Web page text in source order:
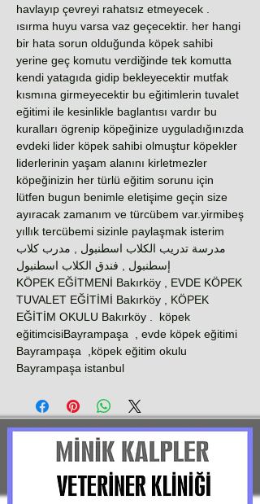
havlayıp çevreyi rahatsız etmeyecek .
ısırma huyu varsa vaz geçecektir. her hangi
bir hata sorun olduğunda köpek sahibi
yerine geç komutu verdiğinde tek komutta
kendi yatagıda gidip bekleyecektir mutfak
kısmına girmeyecektir bu eğitimlerin tuvalet
eğitimi ile kesinlikle baglantısı vardır bu
kuralları ögrenip köpeğinize uyguladığınızda
evdeki lider köpek sahibi olmuştur köpekler
liderlerinin yaşam alanını kirletmezler
köpeğinizin her türlü eğitim sorunu için
lütfen bugun benimle eletişime geçin size
ayıracak zamanım ve türcübem var.yirmibeş
yıllık tercübemi sizinle paylaşmak isterim
مدرسة تدريب الكلاب اسطنبول , مدرب كلاب
إسطنبول , فندق الكلاب اسطنبول
KÖPEK EĞİTMENİ Bakırköy , EVDE KÖPEK
TUVALET EĞİTİMİ Bakırköy , KÖPEK
EĞİTİM OKULU Bakırköy . köpek
eğitimcisiBayrampaşa , evde köpek eğitimi
Bayrampaşa ,köpek eğitim okulu
Bayrampaşa istanbul